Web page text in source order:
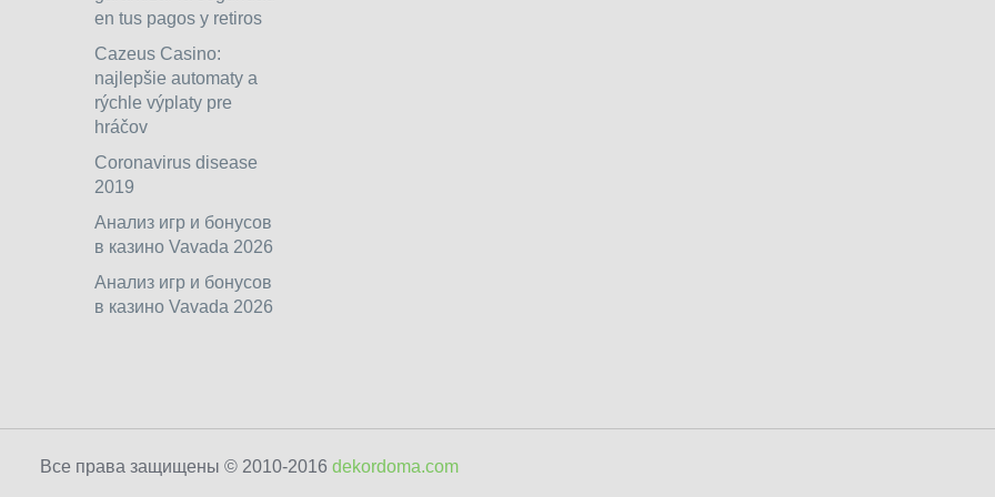
en tus pagos y retiros
Cazeus Casino:
najlepšie automaty a
rýchle výplaty pre
hráčov
Coronavirus disease
2019
Анализ игр и бонусов
в казино Vavada 2026
Анализ игр и бонусов
в казино Vavada 2026
Все права защищены © 2010-2016 dekordoma.com